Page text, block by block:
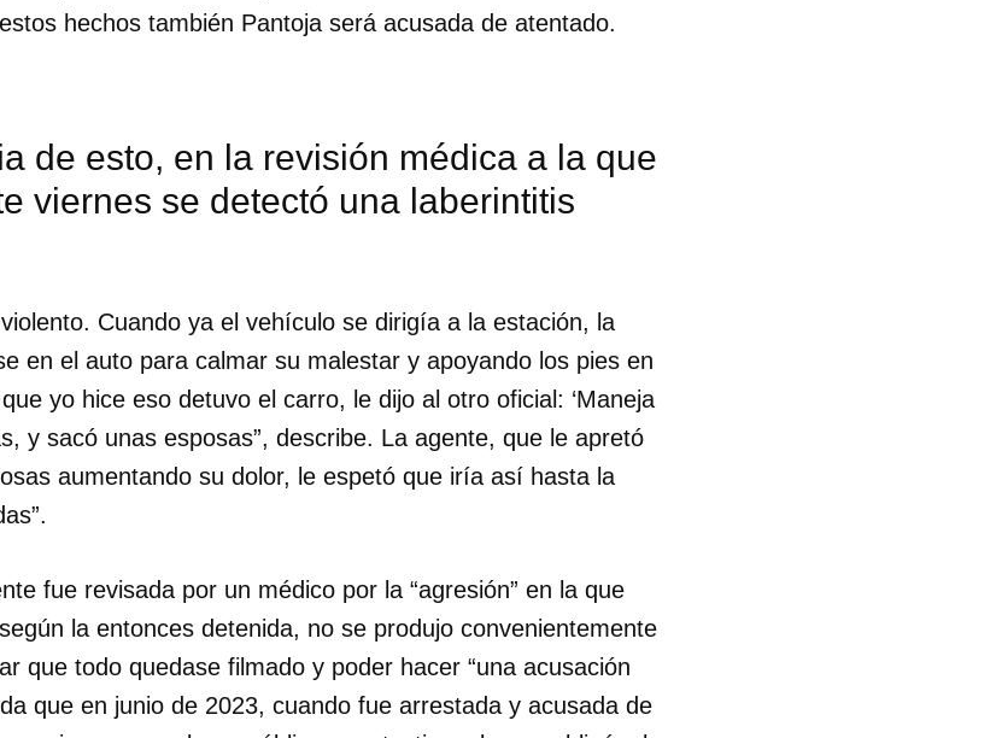
hechos también Pantoja será acusada de atentado.
de esto, en la revisión médica a la que
viernes se detectó una laberintitis
Cuando ya el vehículo se dirigía a la estación, la
en el auto para calmar su malestar y apoyando los pies en
yo hice eso detuvo el carro, le dijo al otro oficial: ‘Maneja
y sacó unas esposas”, describe. La agente, que le apretó
aumentando su dolor, le espetó que iría así hasta la
fue revisada por un médico por la “agresión” en la que
la entonces detenida, no se produjo convenientemente
que todo quedase filmado y poder hacer “una acusación
que en junio de 2023, cuando fue arrestada y acusada de